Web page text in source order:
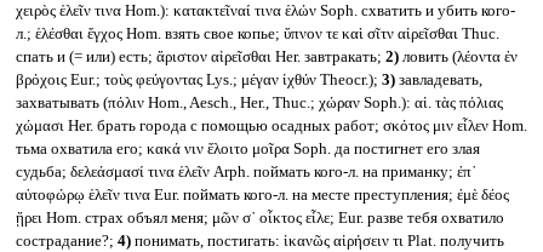
χειρὸς ἑλεῖν τινα Hom.): κατακτεῖναί τινα ἑλών Soph. схватить и убить кого-
л.; ἑλέσθαι ἔγχος Hom. взять свое копье; ὕπνον τε καὶ σῖτν αἱρεῖσθαι Thuc.
спать и (= или) есть; ἄριστον αἱρεῖσθαι Her. завтракать; 2)ловить (λέοντα ἐν
βρόχοις Eur.; τοὺς φεύγοντας Lys.; μέγαν ἰχθύν Theocr.); 3)завладевать,
захватывать (πόλιν Hom., Aesch., Her., Thuc.; χώραν Soph.): αἱ. τὰς πόλιας
χώμασι Her. брать города с помощью осадных работ; σκότος μιν εἷλεν Hom.
тьма охватила его; κακά νιν ἕλοιτο μοῖρα Soph. да постигнет его злая
судьба; δελεάσμασί τινα ἑλεῖν Arph. поймать кого-л. на приманку; ἐπ᾽
αὐτοφώρῳ ἑλεῖν τινα Eur. поймать кого-л. на месте преступления; ἐμὲ δέος
ᾕρει Hom. страх объял меня; μῶν σ᾽ οἶκτος εἷλε; Eur. разве тебя охватило
сострадание?; 4)понимать, постигать: ἱκανῶς αἱρήσειν τι Plat. получить